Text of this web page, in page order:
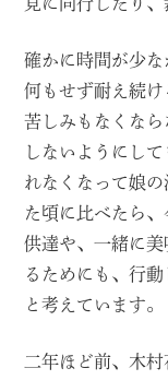
確かに時間が少な
何もせず耐え続け
苦しみもなくな
しないようにし
れなくなって娘
た頃に比べたら
供達や、一緒に
るためにも、行
と考えています。
二年ほど前、木